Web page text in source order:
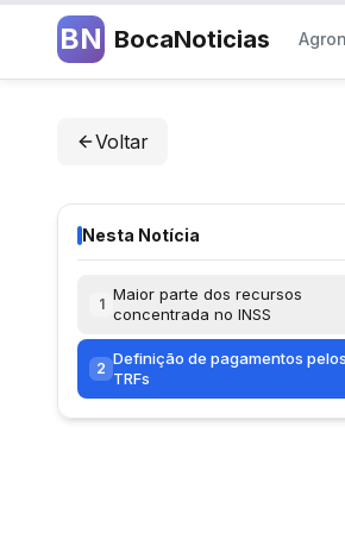
BN BocaNoticias
Voltar
Nesta Notícia
1
Maior parte dos recursos
concentrada no INSS
2
Definição de pagamentos pelos
TRFs